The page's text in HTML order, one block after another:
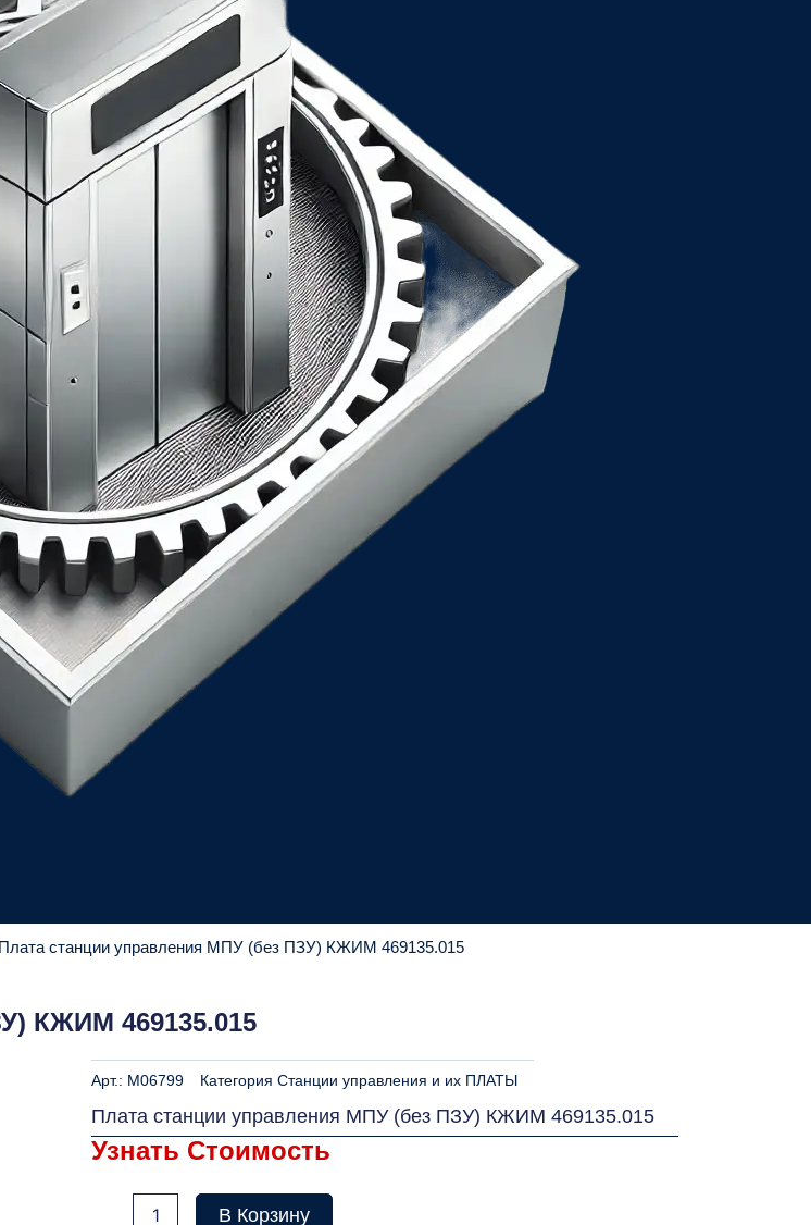
станции управления МПУ (без ПЗУ) КЖИМ 469135.015
КЖИМ 469135.015
Арт.: M06799 Категория Станции управления и их ПЛАТЫ
Плата станции управления МПУ (без ПЗУ) КЖИМ 469135.015
Узнать Стоимость
В Корзину